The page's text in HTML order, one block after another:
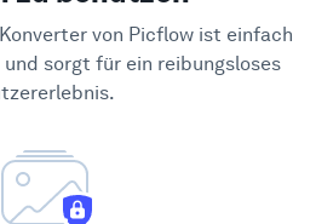
von Picflow ist einfach
sorgt für ein reibungsloses